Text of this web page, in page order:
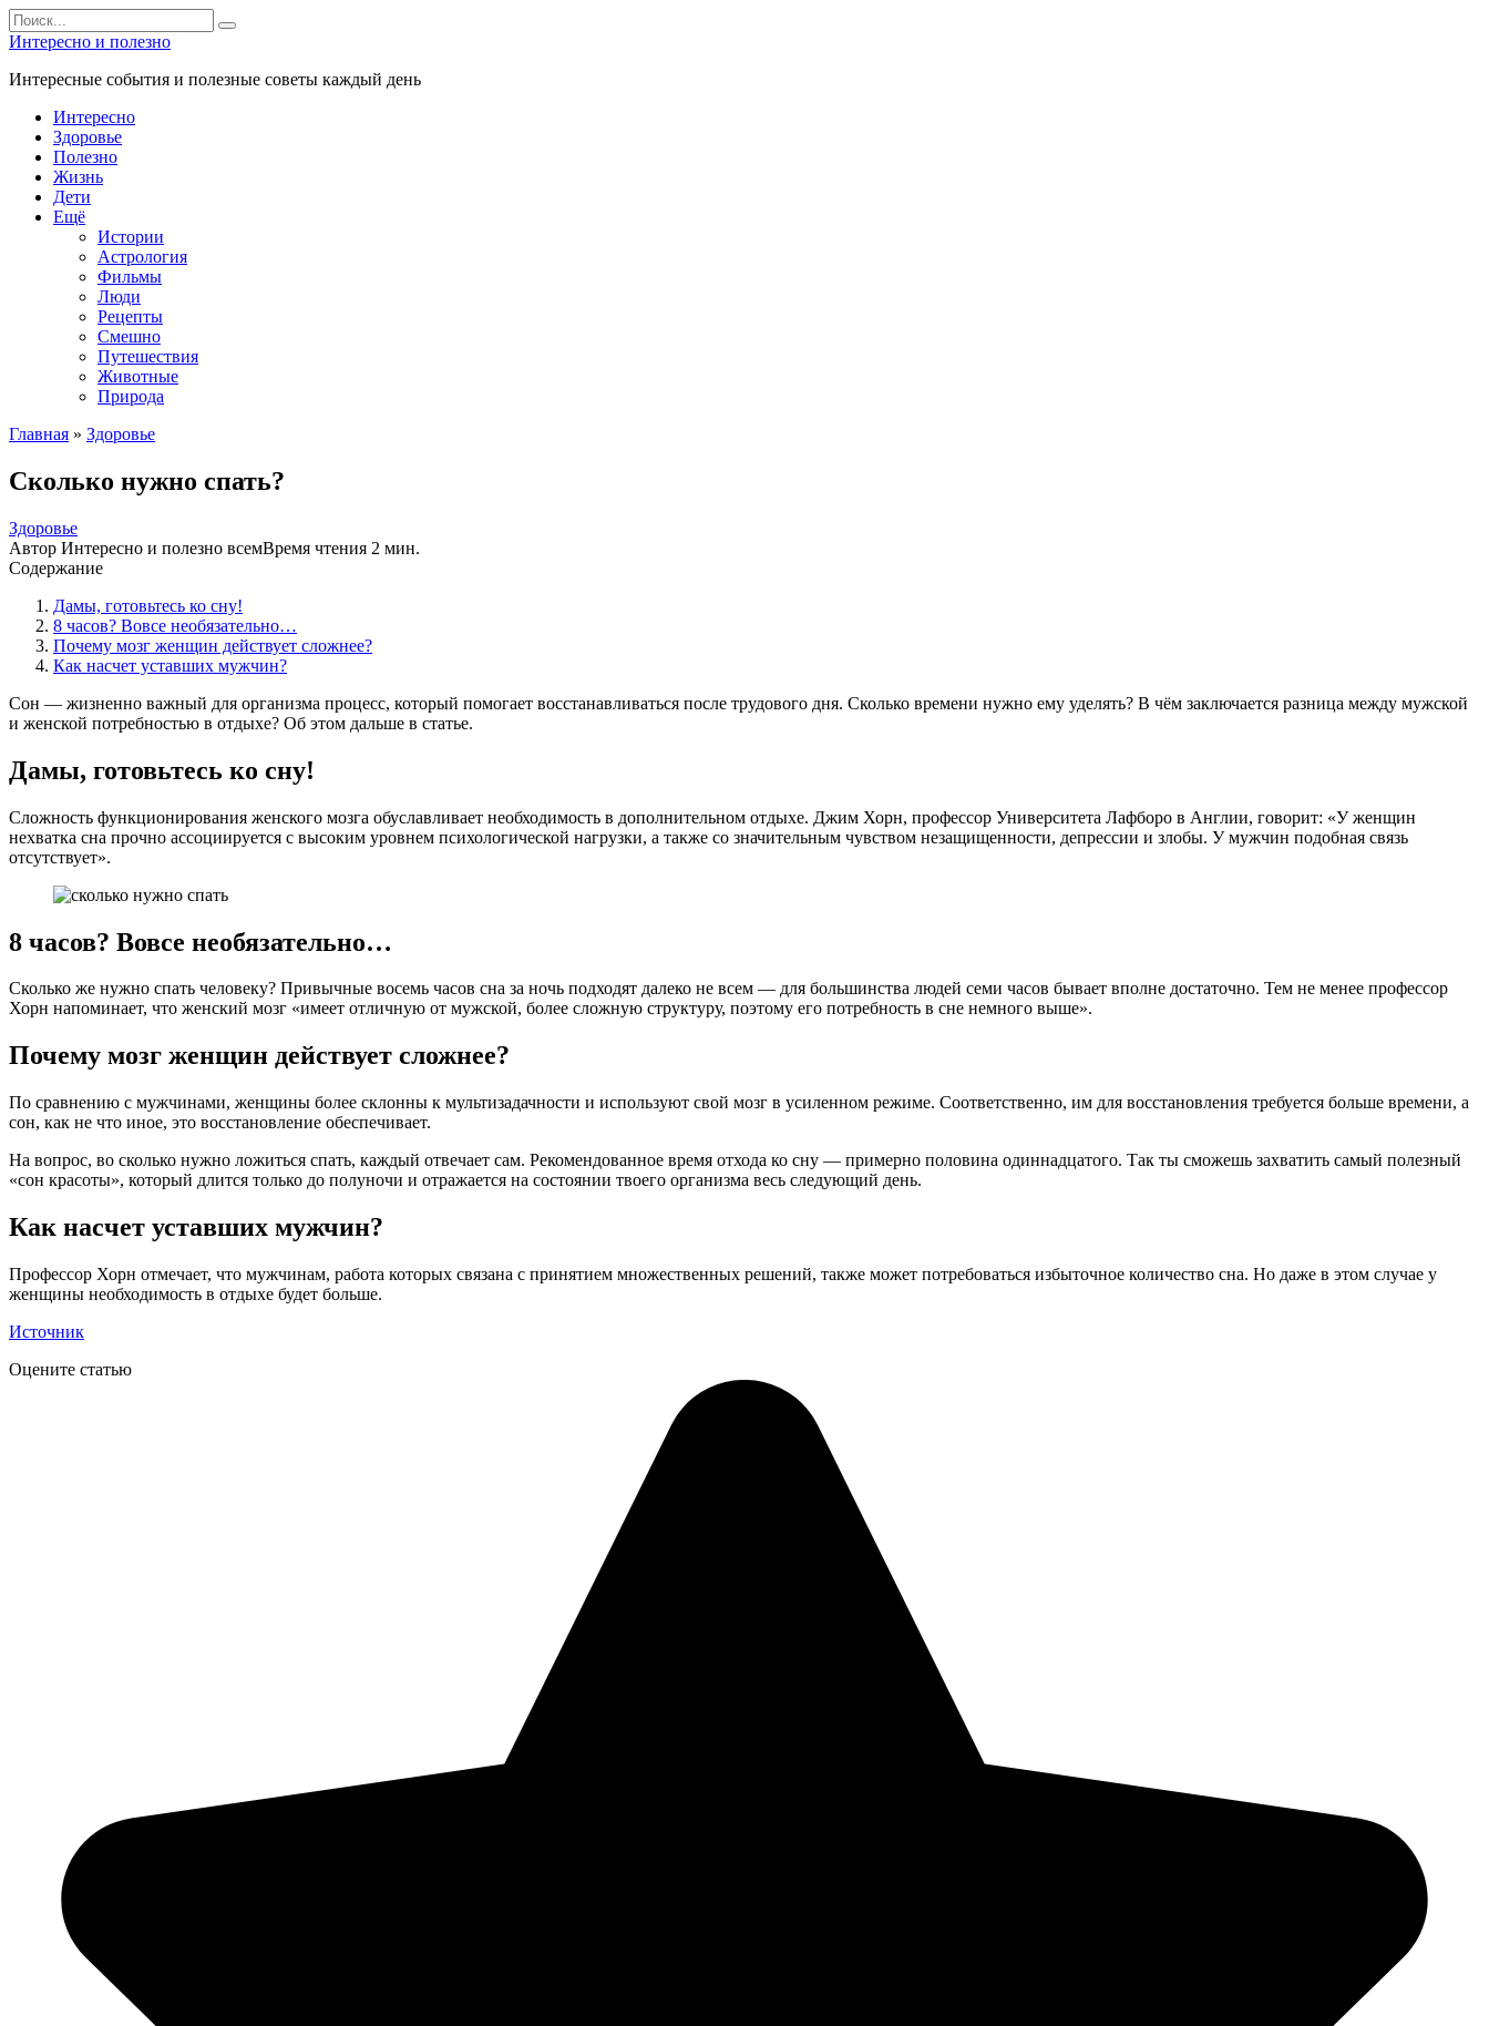
Перейти
к
контенту
Search
for:
Интересно и полезно
Интересные события и полезные советы каждый день
Интересно
Здоровье
Полезно
Жизнь
Дети
Ещё
Истории
Астрология
Фильмы
Люди
Рецепты
Смешно
Путешествия
Животные
Природа
Главная » Здоровье
Сколько нужно спать?
Здоровье
Автор Интересно и полезно всемВремя чтения 2 мин.
Содержание
Дамы, готовьтесь ко сну!
8 часов? Вовсе необязательно…
Почему мозг женщин действует сложнее?
Как насчет уставших мужчин?
Сон — жизненно важный для организма процесс, который помогает восстанавливаться после трудового дня. Сколько времени нужно ему уделять? В чём заключается разница между мужской
и женской потребностью в отдыхе? Об этом дальше в статье.
Дамы, готовьтесь ко сну!
Сложность функционирования женского мозга обуславливает необходимость в дополнительном отдыхе. Джим Хорн, профессор Университета Лафборо в Англии, говорит: «У женщин
нехватка сна прочно ассоциируется с высоким уровнем психологической нагрузки, а также со значительным чувством незащищенности, депрессии и злобы. У мужчин подобная связь
отсутствует».
8 часов? Вовсе необязательно…
Сколько же нужно спать человеку? Привычные восемь часов сна за ночь подходят далеко не всем — для большинства людей семи часов бывает вполне достаточно. Тем не менее профессор
Хорн напоминает, что женский мозг «имеет отличную от мужской, более сложную структуру, поэтому его потребность в сне немного выше».
Почему мозг женщин действует сложнее?
По сравнению с мужчинами, женщины более склонны к мультизадачности и используют свой мозг в усиленном режиме. Соответственно, им для восстановления требуется больше времени, а
сон, как не что иное, это восстановление обеспечивает.
На вопрос, во сколько нужно ложиться спать, каждый отвечает сам. Рекомендованное время отхода ко сну — примерно половина одиннадцатого. Так ты сможешь захватить самый полезный
«сон красоты», который длится только до полуночи и отражается на состоянии твоего организма весь следующий день.
Как насчет уставших мужчин?
Профессор Хорн отмечает, что мужчинам, работа которых связана с принятием множественных решений, также может потребоваться избыточное количество сна. Но даже в этом случае у
женщины необходимость в отдыхе будет больше.
Источник
Оцените статью